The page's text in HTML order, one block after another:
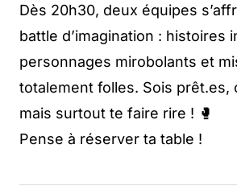
Dès 20h30, deux équipes
battle d’imagination : histoires
personnages mirobolants et
totalement folles. Sois prêt.es,
mais surtout te faire rire ! 🥊
Pense à réserver ta table !